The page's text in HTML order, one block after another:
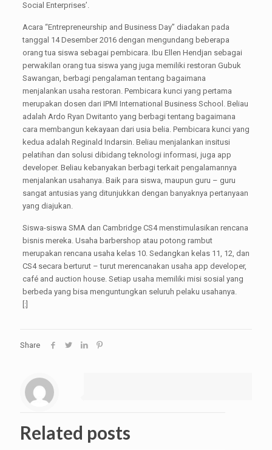
Social Enterprises’.
Acara “Entrepreneurship and Business Day” diadakan pada
tanggal 14 Desember 2016 dengan mengundang beberapa
orang tua siswa sebagai pembicara. Ibu Ellen Hendjan sebagai
perwakilan orang tua siswa yang juga memiliki restoran Gubuk
Sawangan, berbagi pengalaman tentang bagaimana
menjalankan usaha restoran. Pembicara kunci yang pertama
merupakan dosen dari IPMI International Business School. Beliau
adalah Ardo Ryan Dwitanto yang berbagi tentang bagaimana
cara membangun kekayaan dari usia belia. Pembicara kunci yang
kedua adalah Reginald Indarsin. Beliau menjalankan insitusi
pelatihan dan solusi dibidang teknologi informasi, juga app
developer. Beliau kebanyakan berbagi terkait pengalamannya
menjalankan usahanya. Baik para siswa, maupun guru – guru
sangat antusias yang ditunjukkan dengan banyaknya pertanyaan
yang diajukan.
Siswa-siswa SMA dan Cambridge CS4 menstimulasikan rencana
bisnis mereka. Usaha barbershop atau potong rambut
merupakan rencana usaha kelas 10. Sedangkan kelas 11, 12, dan
CS4 secara berturut – turut merencanakan usaha app developer,
café and auction house. Setiap usaha memiliki misi sosial yang
berbeda yang bisa menguntungkan seluruh pelaku usahanya.
[:]
Share
Related posts